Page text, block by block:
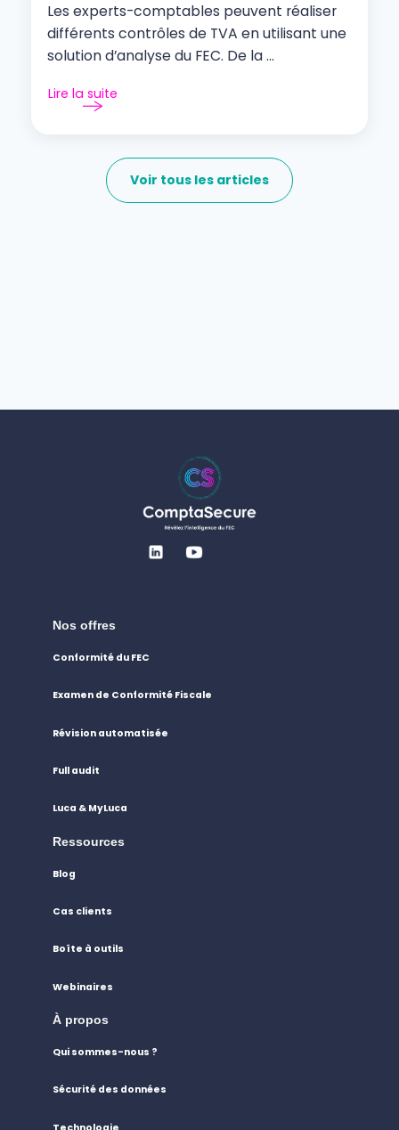
Les experts-comptables peuvent réaliser
différents contrôles de TVA en utilisant une
solution d’analyse du FEC. De la ...
Lire la suite
Voir tous les articles
Nos offres
Conformité du FEC
Examen de Conformité Fiscale
Révision automatisée
Full audit
Luca & MyLuca
Ressources
Blog
Cas clients
Boîte à outils
Webinaires
À propos
Qui sommes-nous ?
Sécurité des données